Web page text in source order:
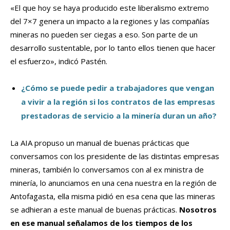
«El que hoy se haya producido este liberalismo extremo
del 7×7 genera un impacto a la regiones y las compañías
mineras no pueden ser ciegas a eso. Son parte de un
desarrollo sustentable, por lo tanto ellos tienen que hacer
el esfuerzo», indicó Pastén.
¿Cómo se puede pedir a trabajadores que vengan
a vivir a la región si los contratos de las empresas
prestadoras de servicio a la minería duran un año?
La AIA propuso un manual de buenas prácticas que
conversamos con los presidente de las distintas empresas
mineras, también lo conversamos con al ex ministra de
minería, lo anunciamos en una cena nuestra en la región de
Antofagasta, ella misma pidió en esa cena que las mineras
se adhieran a este manual de buenas prácticas. Nosotros
en ese manual señalamos de los tiempos de los